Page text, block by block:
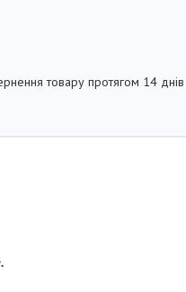
товару протягом 14 днів